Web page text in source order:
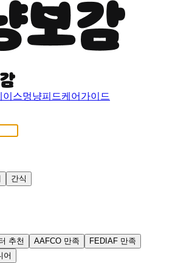
이스멍냥피드케어가이드
간식
추천 AAFCO 만족
FEDIAF 만족
어